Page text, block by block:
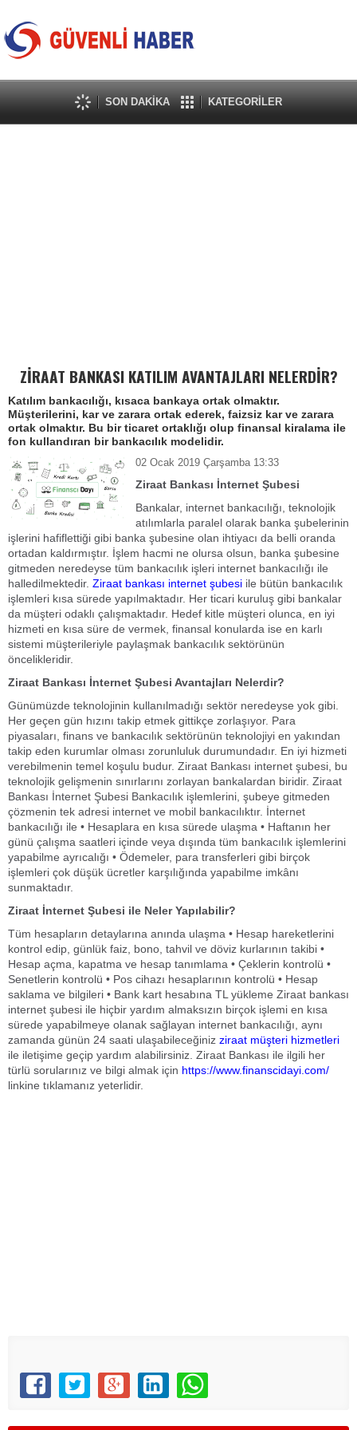
SON DAKİKA KATEGORİLER
ZİRAAT BANKASI KATILIM AVANTAJLARI NELERDİR?
Katılım bankacılığı, kısaca bankaya ortak olmaktır.
Müşterilerini, kar ve zarara ortak ederek, faizsiz kar ve zarara
ortak olmaktır. Bu bir ticaret ortaklığı olup finansal kiralama ile
fon kullandıran bir bankacılık modelidir.
02 Ocak 2019 Çarşamba 13:33
Ziraat Bankası İnternet Şubesi
Bankalar, internet bankacılığı, teknolojik
atılımlarla paralel olarak banka şubelerinin
işlerini hafiflettiği gibi banka şubesine olan ihtiyacı da belli oranda
ortadan kaldırmıştır. İşlem hacmi ne olursa olsun, banka şubesine
gitmeden neredeyse tüm bankacılık işleri internet bankacılığı ile
halledilmektedir. Ziraat bankası internet şubesi ile bütün bankacılık
işlemleri kısa sürede yapılmaktadır. Her ticari kuruluş gibi bankalar
da müşteri odaklı çalışmaktadır. Hedef kitle müşteri olunca, en iyi
hizmeti en kısa süre de vermek, finansal konularda ise en karlı
sistemi müşterileriyle paylaşmak bankacılık sektörünün
öncelikleridir.
Ziraat Bankası İnternet Şubesi Avantajları Nelerdir?
Günümüzde teknolojinin kullanılmadığı sektör neredeyse yok gibi.
Her geçen gün hızını takip etmek gittikçe zorlaşıyor. Para
piyasaları, finans ve bankacılık sektörünün teknolojiyi en yakından
takip eden kurumlar olması zorunluluk durumundadır. En iyi hizmeti
verebilmenin temel koşulu budur. Ziraat Bankası internet şubesi, bu
teknolojik gelişmenin sınırlarını zorlayan bankalardan biridir. Ziraat
Bankası İnternet Şubesi Bankacılık işlemlerini, şubeye gitmeden
çözmenin tek adresi internet ve mobil bankacılıktır. İnternet
bankacılığı ile • Hesaplara en kısa sürede ulaşma • Haftanın her
günü çalışma saatleri içinde veya dışında tüm bankacılık işlemlerini
yapabilme ayrıcalığı • Ödemeler, para transferleri gibi birçok
işlemleri çok düşük ücretler karşılığında yapabilme imkânı
sunmaktadır.
Ziraat İnternet Şubesi ile Neler Yapılabilir?
Tüm hesapların detaylarına anında ulaşma • Hesap hareketlerini
kontrol edip, günlük faiz, bono, tahvil ve döviz kurlarının takibi •
Hesap açma, kapatma ve hesap tanımlama • Çeklerin kontrolü •
Senetlerin kontrolü • Pos cihazı hesaplarının kontrolü • Hesap
saklama ve bilgileri • Bank kart hesabına TL yükleme Ziraat bankası
internet şubesi ile hiçbir yardım almaksızın birçok işlemi en kısa
sürede yapabilmeye olanak sağlayan internet bankacılığı, aynı
zamanda günün 24 saati ulaşabileceğiniz ziraat müşteri hizmetleri
ile iletişime geçip yardım alabilirsiniz. Ziraat Bankası ile ilgili her
türlü sorularınız ve bilgi almak için https://www.finanscidayi.com/
linkine tıklamanız yeterlidir.